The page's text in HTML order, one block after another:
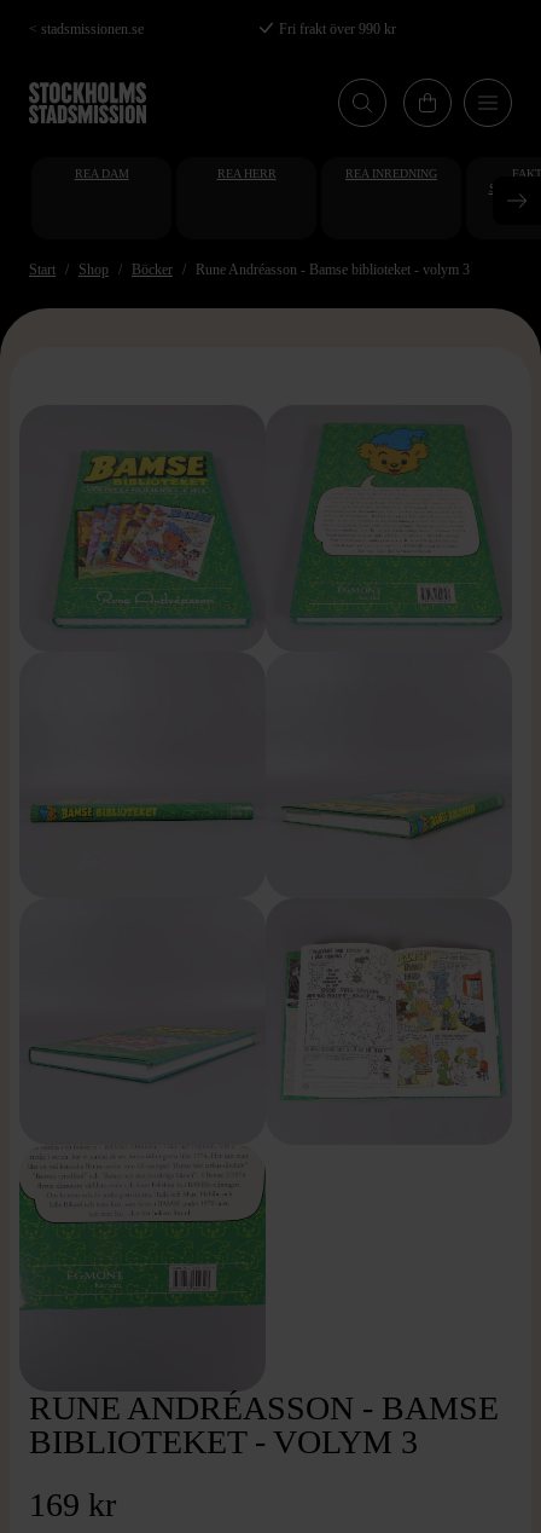
Hoppa
till
huvudinnehåll
< stadsmissionen.se Fri frakt över 990 kr
REA DAM REA HERR REA INREDNING
Start Shop Böcker Rune Andréasson - Bamse biblioteket - volym 3
>
RUNE ANDRÉASSON - BAMSE
BIBLIOTEKET - VOLYM 3
169 kr